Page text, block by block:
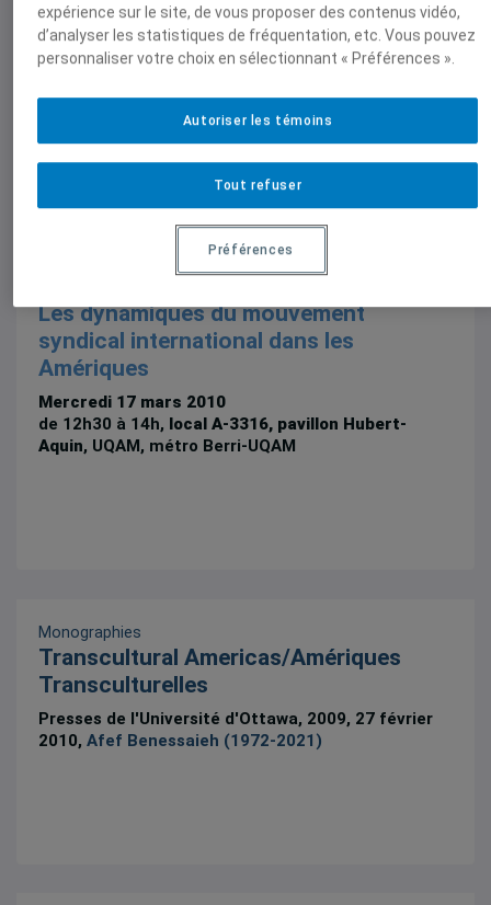
Communications,Notes de conférence
Libre-échange et approvisionnement
stratégique
Notes de conférence, Dorval Brunelle, 26 mars
Dorval Brunelle
Les dynamiques du mouvement
syndical international dans les
Amériques
Mercredi 17 mars 2010
de 12h30 à 14h, local A-3316, pavillon Hubert-
Aquin, UQAM, métro Berri-UQAM
Monographies
Transcultural Americas/Amériques
Transculturelles
Presses de l'Université d'Ottawa, 2009, 27 février
2010,Afef Benessaieh (1972-2021)
expérience sur le site, de vous proposer des contenus vidéo,
d’analyser les statistiques de fréquentation, etc. Vous pouvez
personnaliser votre choix en sélectionnant « Préférences ».
Tout refuser
Autoriser les témoins
Préférences